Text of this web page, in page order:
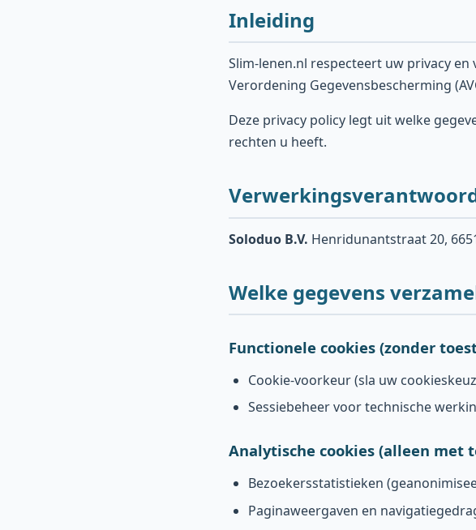
Inleiding
Slim-lenen.nl respecteert uw privacy
Verordening Gegevensbescherming
Deze privacy policy legt uit welke
rechten u heeft.
Soloduo B.V. Henridunantstraat 20,
Welke gegevens
Functionele cookies (zonder
Cookie-voorkeur (sla uw
Sessiebeheer voor technische
Analytische cookies (alleen met
Bezoekersstatistieken
Paginaweergaven en